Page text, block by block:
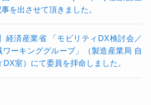
を出させて頂きました。
経済産業省 「モビリティDX検討会／
ーキンググループ」（製造産業局 自
室）にて委員を拝命しました。